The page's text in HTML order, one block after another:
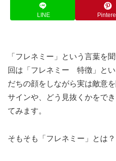
LINE
「フレネミー」という言葉を
回は「フレネミー 特徴」と
だちの顔をしながら実は敵意
サインや、どう見抜くかをで
てみます。
そもそも「フレネミー」とは？